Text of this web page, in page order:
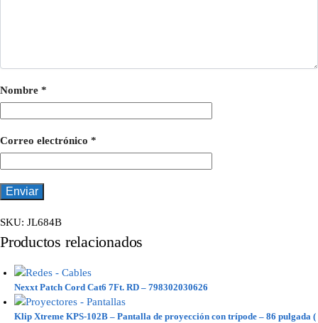
Nombre *
Correo electrónico *
SKU: JL684B
Productos relacionados
Nexxt Patch Cord Cat6 7Ft. RD – 798302030626
Klip Xtreme KPS-102B – Pantalla de proyección con trípode – 86 pulgada (